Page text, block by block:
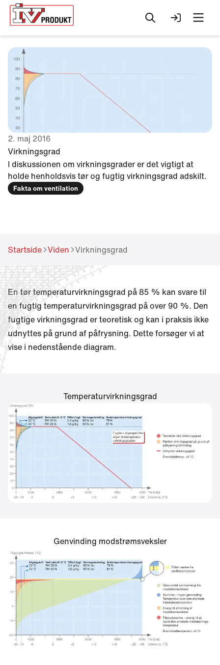
Change to
English?
Yes
No
Søg Log ind
2. maj 2016
Virkningsgrad
I diskussionen om virkningsgrader er det vigtigt at
holde henholdsvis tør og fugtig virkningsgrad adskilt.
Fakta om ventilation
Startside Viden Virkningsgrad
En tør temperaturvirkningsgrad på 85 % kan svare til
en fugtig temperaturvirkningsgrad på over 90 %. Den
fugtige virkningsgrad er teoretisk og kan i praksis ikke
udnyttes på grund af påfrysning. Dette forsøger vi at
vise i nedenstående diagram.
Temperaturvirkningsgrad
Genvinding modstrømsveksler